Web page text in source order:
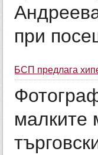
при
БСП предлага
малките